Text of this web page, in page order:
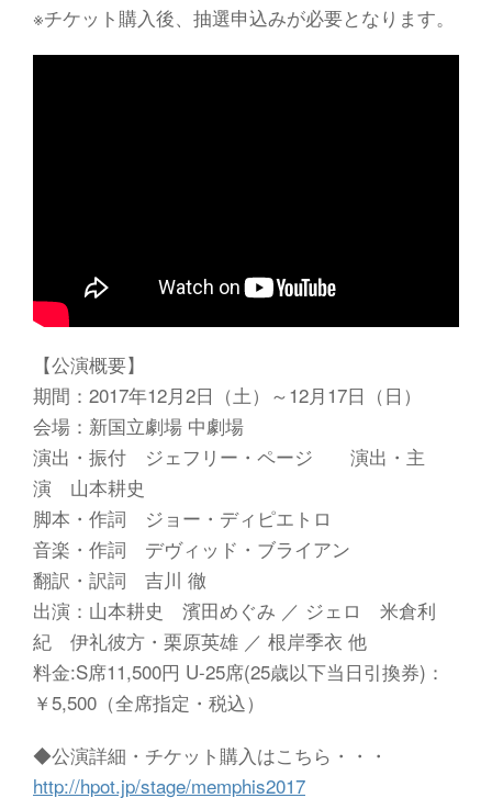
※チケット購入後、抽選申込みが必要となります。
【公演概要】
期間：2017年12月2日（土）～12月17日（日）
会場：新国立劇場 中劇場
演出・振付 ジェフリー・ページ 演出・主
演 山本耕史
脚本・作詞 ジョー・ディピエトロ
音楽・作詞 デヴィッド・ブライアン
翻訳・訳詞 吉川 徹
出演：山本耕史 濱田めぐみ ／ ジェロ 米倉利
紀 伊礼彼方・栗原英雄 ／ 根岸季衣 他
料金:S席11,500円 U-25席(25歳以下当日引換券)：
￥5,500（全席指定・税込）
◆公演詳細・チケット購入はこちら・・・
http://hpot.jp/stage/memphis2017